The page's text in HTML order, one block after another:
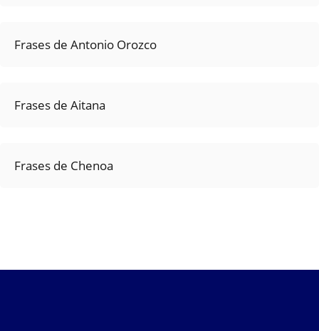
Frases de Antonio Orozco
Frases de Aitana
Frases de Chenoa